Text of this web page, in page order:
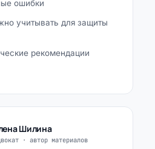
ошибки
учитывать для защиты
рекомендации
Шилина
· автор материалов